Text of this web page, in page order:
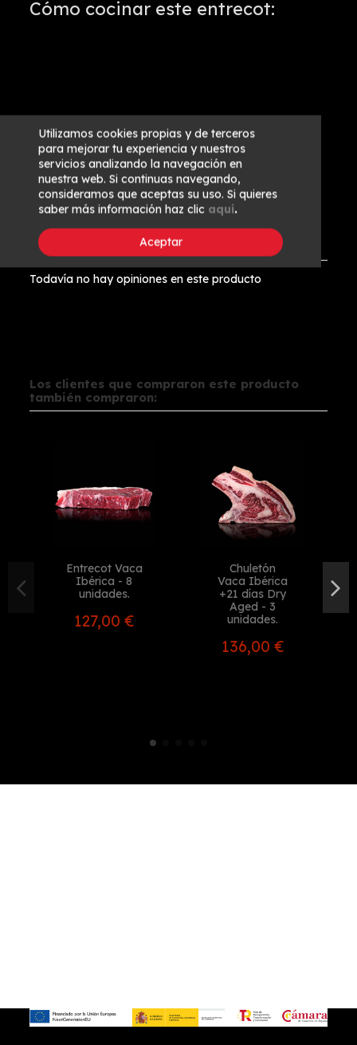
Cómo cocinar este entrecot:
Opiniones
Todavía no hay opiniones en este producto
Los clientes que compraron este producto
también compraron:
Entrecot Vaca
Ibérica - 8
unidades.
127,00 €
Chuletón
Vaca Ibérica
+21 días Dry
Aged - 3
unidades.
136,00 €
Utilizamos cookies propias y de terceros
para mejorar tu experiencia y nuestros
servicios analizando la navegación en
nuestra web. Si continuas navegando,
consideramos que aceptas su uso. Si quieres
saber más información haz clic aquí.
Aceptar